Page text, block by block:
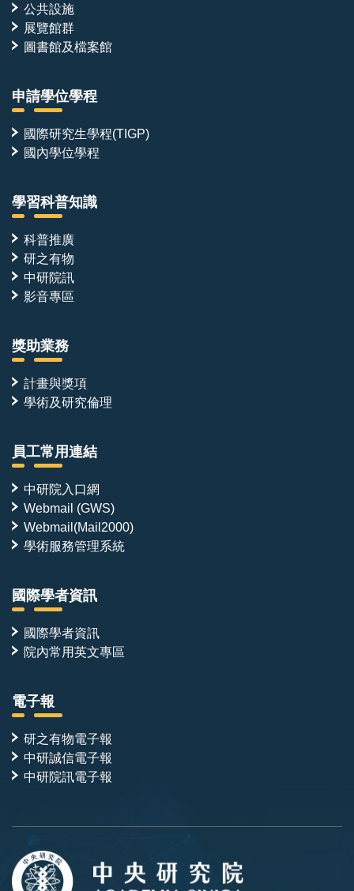
公共設施
展覽館群
圖書館及檔案館
申請學位學程
國際研究生學程(TIGP)
國內學位學程
學習科普知識
科普推廣
研之有物
中研院訊
影音專區
獎助業務
計畫與獎項
學術及研究倫理
員工常用連結
中研院入口網
Webmail (GWS)
Webmail(Mail2000)
學術服務管理系統
國際學者資訊
國際學者資訊
院內常用英文專區
電子報
研之有物電子報
中研誠信電子報
中研院訊電子報